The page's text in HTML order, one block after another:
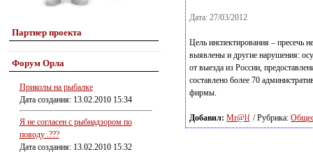
Партнер проекта
Форум Орла
Приколы на рыбалке
Дата создания: 13.02.2010 15:34
Я не согласен с рыбнадзором по
поводу .???
Дата создания: 13.02.2010 15:32
Дата: 27/03/2012
Цель инспектирования – пресечь
выявлены и другие нарушения:
от выезда из России,
составлено более 70
фирмы.
Добавил: Mr@l{ / Рубрика: